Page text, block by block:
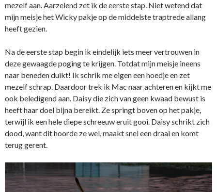
mezelf aan. Aarzelend zet ik de eerste stap. Niet wetend dat
mijn meisje het Wicky pakje op de middelste traptrede allang
heeft gezien.
Na de eerste stap begin ik eindelijk iets meer vertrouwen in
deze gewaagde poging te krijgen. Totdat mijn meisje ineens
naar beneden duikt! Ik schrik me eigen een hoedje en zet
mezelf schrap. Daardoor trek ik Mac naar achteren en kijkt me
ook beledigend aan. Daisy die zich van geen kwaad bewust is
heeft haar doel bijna bereikt. Ze springt boven op het pakje,
terwijl ik een hele diepe schreeuw eruit gooi. Daisy schrikt zich
dood, want dit hoorde ze wel, maakt snel een draai en komt
terug gerent.